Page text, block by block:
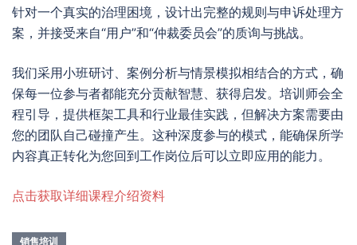
针对一个真实的治理困境，设计出完整的规则与申诉处理方
案，并接受来自“用户”和“仲裁委员会”的质询与挑战。
我们采用小班研讨、案例分析与情景模拟相结合的方式，确
保每一位参与者都能充分贡献智慧、获得启发。培训师会全
程引导，提供框架工具和行业最佳实践，但解决方案需要由
您的团队自己碰撞产生。这种深度参与的模式，能确保所学
内容真正转化为您回到工作岗位后可以立即应用的能力。
点击获取详细课程介绍资料
销售培训